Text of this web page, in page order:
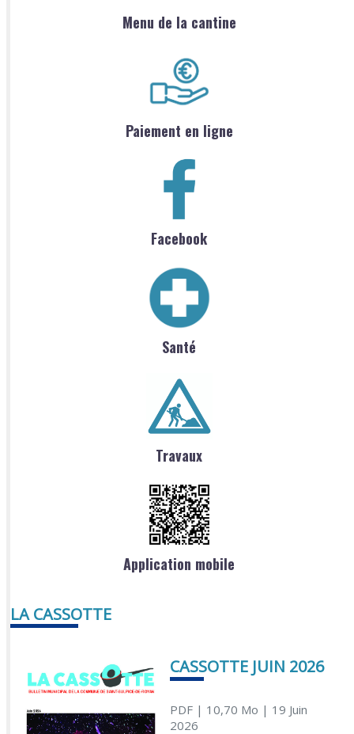
Menu de la cantine
Paiement en ligne
Facebook
Santé
Travaux
Application mobile
LA CASSOTTE
CASSOTTE JUIN 2026
PDF| 10,70 Mo | 19 Juin
2026